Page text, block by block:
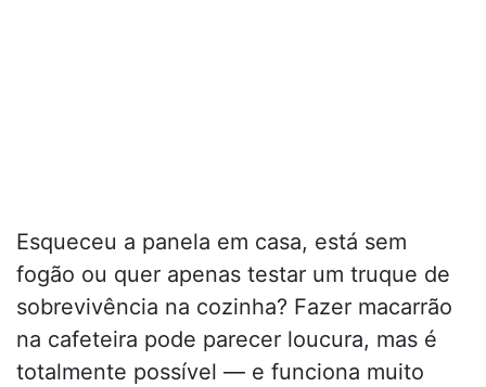
Esqueceu a panela em casa, está sem
fogão ou quer apenas testar um truque de
sobrevivência na cozinha? Fazer macarrão
na cafeteira pode parecer loucura, mas é
totalmente possível — e funciona muito